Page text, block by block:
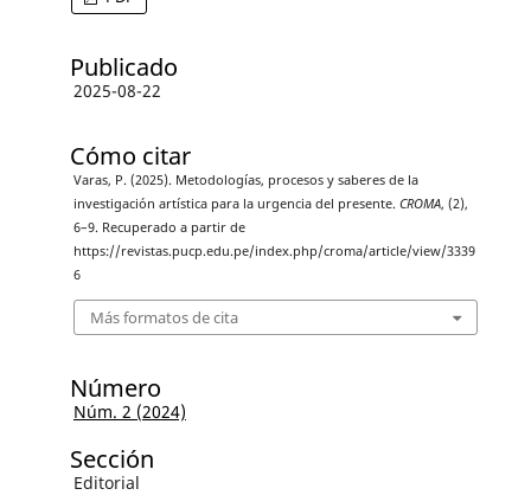
Publicado
2025-08-22
Cómo citar
Varas, P. (2025). Metodologías, procesos y saberes de la
investigación artística para la urgencia del presente. CROMA, (2),
6–9. Recuperado a partir de
https://revistas.pucp.edu.pe/index.php/croma/article/view/3339
6
Más formatos de cita
Número
Núm. 2 (2024)
Sección
Editorial